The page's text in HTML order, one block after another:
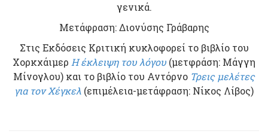
γενικά.
Μετάφραση: Διονύσης Γράβαρης
Στις Εκδόσεις Κριτική κυκλοφορεί το βιβλίο του
Χορκχάιμερ Η έκλειψη του λόγου (μετφράση: Μάγγη
Μίνογλου) και το βιβλίο του Αντόρνο Τρεις μελέτες
για τον Χέγκελ (επιμέλεια-μετάφραση: Νίκος Λίβος)